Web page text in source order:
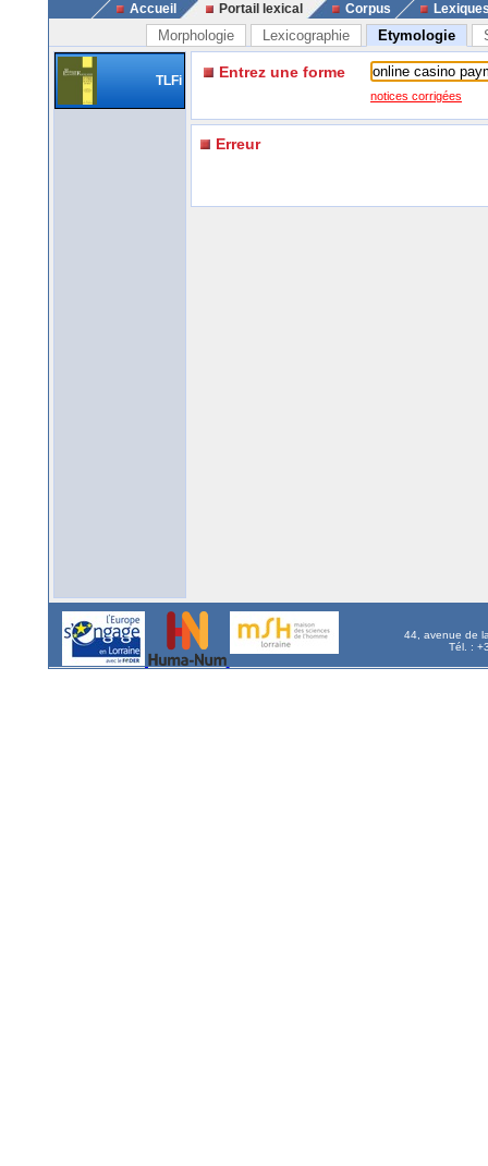
Accueil Portail lexical Corpus
Morphologie Lexicographie Etymologie
TLFi Entrez une forme
notices corrigées
Erreur
44, avenue de
Tél. :